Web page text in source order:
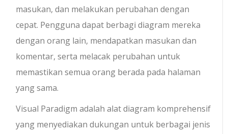
masukan, dan melakukan perubahan dengan
cepat. Pengguna dapat berbagi diagram mereka
dengan orang lain, mendapatkan masukan dan
komentar, serta melacak perubahan untuk
memastikan semua orang berada pada halaman
yang sama.
Visual Paradigm adalah alat diagram komprehensif
yang menyediakan dukungan untuk berbagai jenis